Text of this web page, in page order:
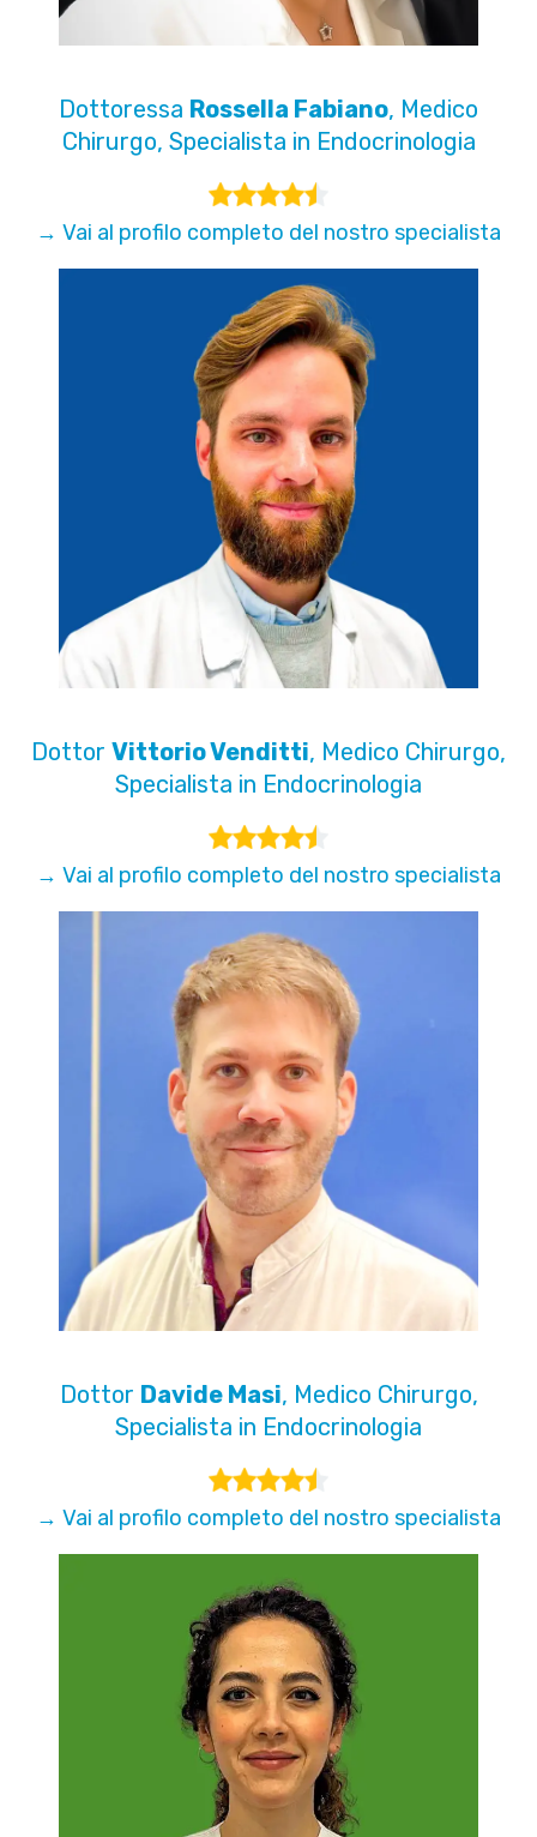
Dottoressa Rossella Fabiano, Medico
Chirurgo, Specialista in Endocrinologia
→ Vai al profilo completo del nostro specialista
Dottor Vittorio Venditti, Medico Chirurgo,
Specialista in Endocrinologia
→ Vai al profilo completo del nostro specialista
Dottor Davide Masi, Medico Chirurgo,
Specialista in Endocrinologia
→ Vai al profilo completo del nostro specialista